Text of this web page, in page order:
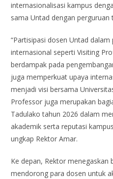
internasionalisasi kampus
sama Untad dengan perguruan
“Partisipasi dosen Untad
internasional seperti Visiting
berdampak pada
juga memperkuat upaya
menjadi visi bersama
Professor juga merupakan
Tadulako tahun 2026 dalam
akademik serta reputasi
ungkap Rektor Amar.
Ke depan, Rektor menegaskan
mendorong para dosen untuk